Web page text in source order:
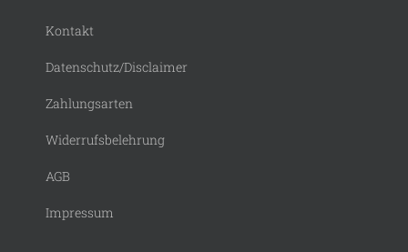
Kontakt
Datenschutz/Disclaimer
Zahlungsarten
Widerrufsbelehrung
AGB
Impressum